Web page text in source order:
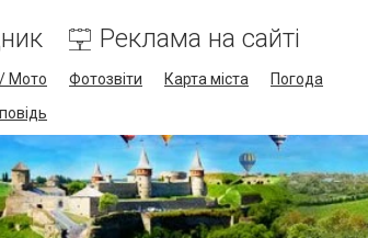
Реклама на сайті
Мото Фотозвіти Карта міста
Погода